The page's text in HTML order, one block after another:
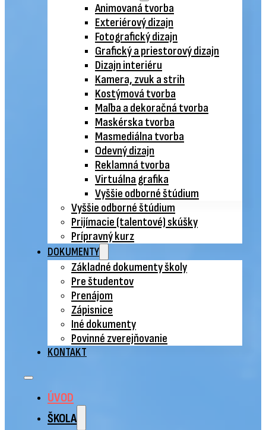
Animovaná tvorba
Exteriérový dizajn
Fotografický dizajn
Grafický a priestorový dizajn
Dizajn interiéru
Kamera, zvuk a strih
Kostýmová tvorba
Maľba a dekoračná tvorba
Maskérska tvorba
Masmediálna tvorba
Odevný dizajn
Reklamná tvorba
Virtuálna grafika
Vyššie odborné štúdium
Vyššie odborné štúdium
Prijímacie (talentové) skúšky
Prípravný kurz
DOKUMENTY
Základné dokumenty školy
Pre študentov
Prenájom
Zápisnice
Iné dokumenty
Povinné zverejňovanie
KONTAKT
ÚVOD
ŠKOLA